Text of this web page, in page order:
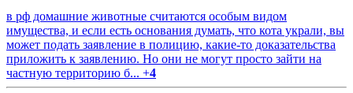
в рф домашние животные считаются особым видом
имущества, и если есть основания думать, что кота украли, вы
может подать заявление в полицию, какие-то доказательства
приложить к заявлению. Но они не могут просто зайти на
частную территорию б... +4